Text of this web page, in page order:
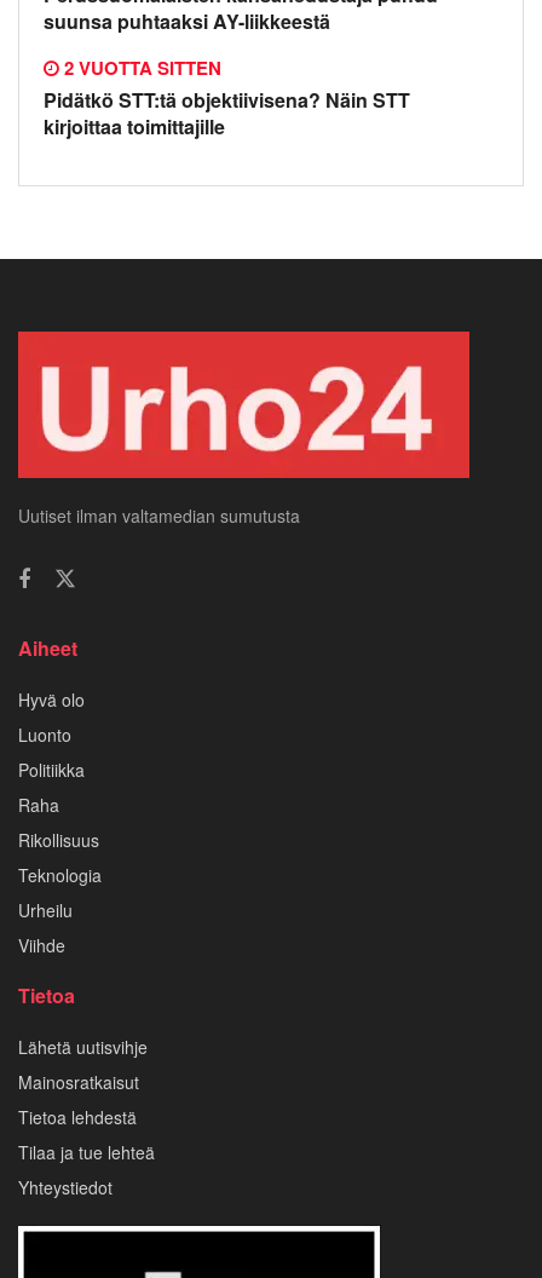
suunsa puhtaaksi AY-liikkeestä
Pidätkö STT:tä objektiivisena? Näin STT
kirjoittaa toimittajille
2 VUOTTA SITTEN
Uutiset ilman valtamedian sumutusta
Aiheet
Hyvä olo
Luonto
Politiikka
Raha
Rikollisuus
Teknologia
Urheilu
Viihde
Tietoa
Lähetä uutisvihje
Mainosratkaisut
Tietoa lehdestä
Tilaa ja tue lehteä
Yhteystiedot